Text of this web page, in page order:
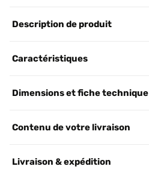
Description de produit
Caractéristiques
Dimensions et fiche technique
Contenu de votre livraison
Livraison & expédition